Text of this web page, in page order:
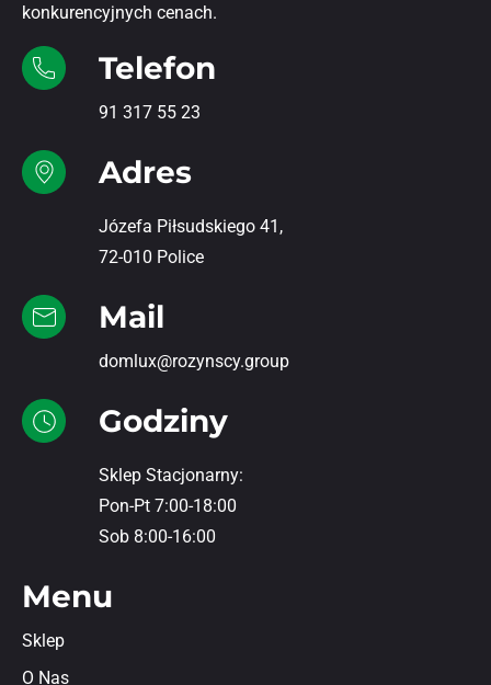
konkurencyjnych cenach.
Telefon
91 317 55 23
Adres
Józefa Piłsudskiego 41,
72-010 Police
Mail
domlux@rozynscy.group
Godziny
Sklep Stacjonarny:
Pon-Pt 7:00-18:00
Sob 8:00-16:00
Menu
Sklep
O Nas